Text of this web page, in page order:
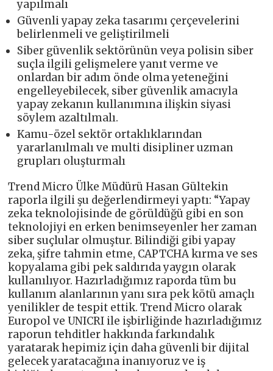
yapılmalı
Güvenli yapay zeka tasarımı çerçevelerini
belirlenmeli ve geliştirilmeli
Siber güvenlik sektörünün veya polisin siber
suçla ilgili gelişmelere yanıt verme ve
onlardan bir adım önde olma yeteneğini
engelleyebilecek, siber güvenlik amacıyla
yapay zekanın kullanımına ilişkin siyasi
söylem azaltılmalı.
Kamu-özel sektör ortaklıklarından
yararlanılmalı ve multi disipliner uzman
grupları oluşturmalı
Trend Micro Ülke Müdürü Hasan Gültekin
raporla ilgili şu değerlendirmeyi yaptı: “Yapay
zeka teknolojisinde de görüldüğü gibi en son
teknolojiyi en erken benimseyenler her zaman
siber suçlular olmuştur. Bilindiği gibi yapay
zeka, şifre tahmin etme, CAPTCHA kırma ve ses
kopyalama gibi pek saldırıda yaygın olarak
kullanılıyor. Hazırladığımız raporda tüm bu
kullanım alanlarının yanı sıra pek kötü amaçlı
yenilikler de tespit ettik. Trend Micro olarak
Europol ve UNICRI ile işbirliğinde hazırladığımız
raporun tehditler hakkında farkındalık
yaratarak hepimiz için daha güvenli bir dijital
gelecek yaratacağına inanıyoruz ve iş